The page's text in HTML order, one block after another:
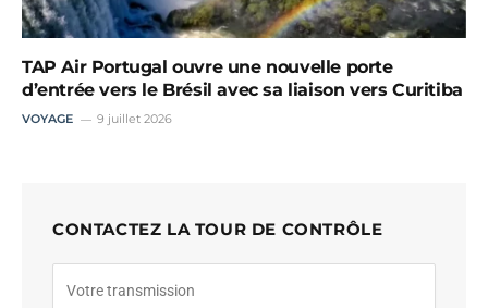
TAP Air Portugal ouvre une nouvelle porte
d’entrée vers le Brésil avec sa liaison vers Curitiba
VOYAGE 9 juillet 2026
CONTACTEZ LA TOUR DE CONTRÔLE